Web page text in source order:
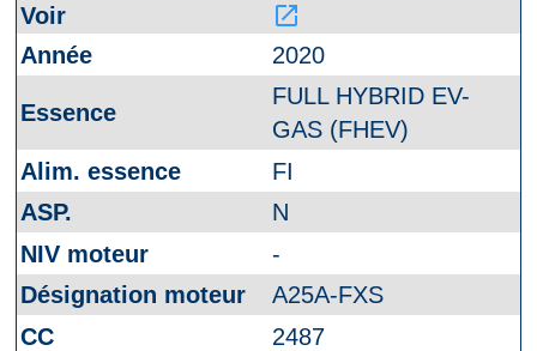
launch
2020
FULL HYBRID EV-
GAS (FHEV)
FI
N
-
A25A-FXS
2487